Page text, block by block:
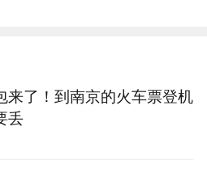
来了！到南京的火车票登机
丢